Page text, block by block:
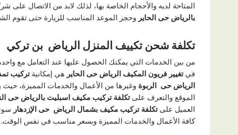
المتاحة لديه والأحجام الخاصة بها، لذلك لابد من الاتصال على
بالرياض حى الحاير وحجز الموعد المناسب للزيارة حتى تقوم
تكلفة شحن تكييف المنزل الرياض بن تركي
من بين الخدمات التي يمكنك الحصول عليها عند التعامل مع
فيتغيير فريون المكيف الرياض حى الحاير هي إمكانيةتركيب
الرياض حى الربوة وغيرها من الأعمال والخدمات المميزة،
الموقع والتعرف علىتكلفة تركيب مكيف اسبليت بالرياض حى
العميل علىتكلفة تركيب مكيف بشمال الرياض حى الإزدهار
كافة الأعمال والخدمات المميزة وبسعر مناسب في نفس الوقت.